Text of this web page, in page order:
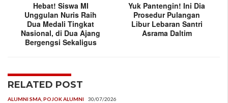
Hebat! Siswa MI
Unggulan Nuris Raih
Dua Medali Tingkat
Nasional, di Dua Ajang
Bergengsi Sekaligus
Yuk Pantengin! Ini Dia
Prosedur Pulangan
Libur Lebaran Santri
Asrama Daltim
RELATED POST
ALUMNI SMA POJOK ALUMNI 30/07/2026